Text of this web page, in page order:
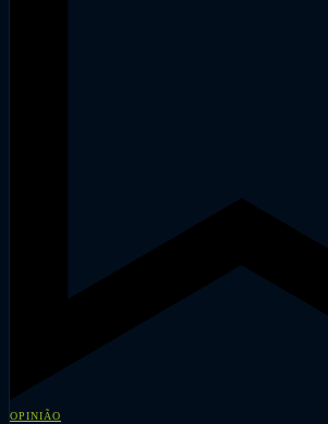
OPINIÃO